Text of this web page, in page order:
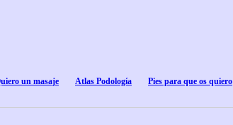
un masaje Atlas Podología Pies para que os quiero